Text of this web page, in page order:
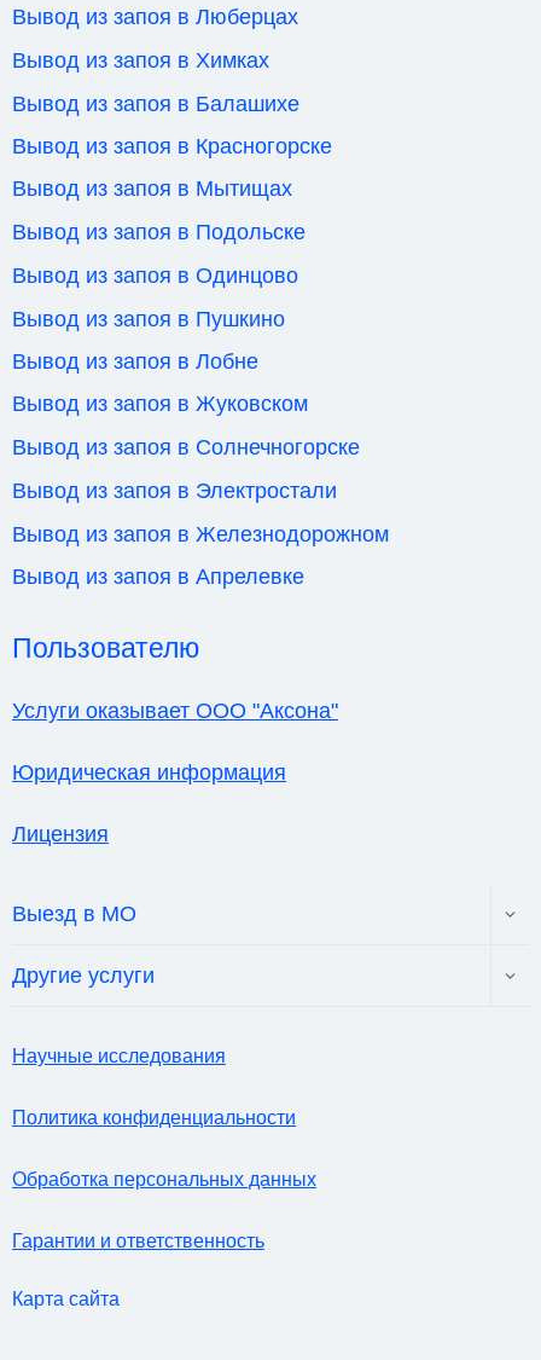
Вывод из запоя в Люберцах
Вывод из запоя в Химках
Вывод из запоя в Балашихе
Вывод из запоя в Красногорске
Вывод из запоя в Мытищах
Вывод из запоя в Подольске
Вывод из запоя в Одинцово
Вывод из запоя в Пушкино
Вывод из запоя в Лобне
Вывод из запоя в Жуковском
Вывод из запоя в Солнечногорске
Вывод из запоя в Электростали
Вывод из запоя в Железнодорожном
Вывод из запоя в Апрелевке
Пользователю
Услуги оказывает ООО "Аксона"
Юридическая информация
Лицензия
Выезд в МО
child
Другие услуги
child
Научные исследования
Политика конфиденциальности
Обработка персональных данных
Гарантии и ответственность
Карта сайта